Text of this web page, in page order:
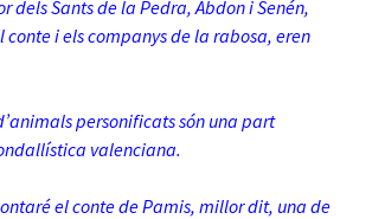
dels Sants de la Pedra, Abdon i Senén,
conte i els companys de la rabosa, eren
personificats són una part
valenciana.
el conte de Pamis, millor dit, una de